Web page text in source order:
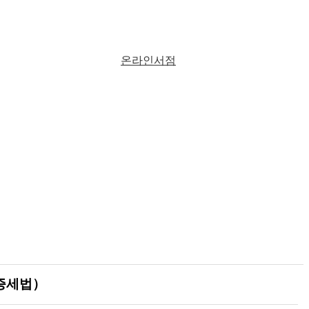
온라인서점
법）